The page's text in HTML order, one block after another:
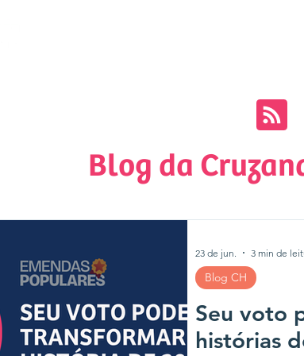
Blog da
Seu voto
histórias
Blog CH
23 de jun. 3 min de